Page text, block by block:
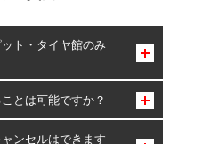
ト・タイヤ館のみ
となります。
とは可能ですか？
能です。
ンセルはできます